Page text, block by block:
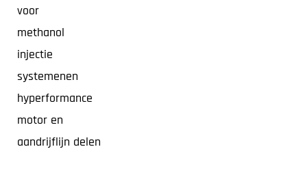
voor
methanol
injectie
systemenen
hyperformance
motor en
aandrijflijn delen